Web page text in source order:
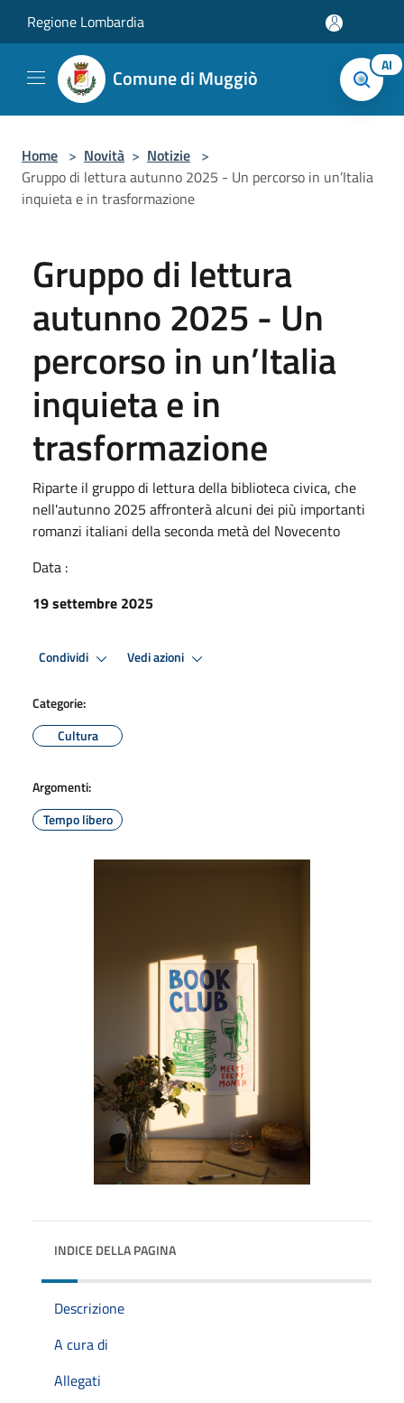
Regione Lombardia
Comune di Muggiò AI
Home > Novità > Notizie >
Gruppo di lettura autunno 2025 - Un percorso in un’Italia
inquieta e in trasformazione
Gruppo di lettura
autunno 2025 - Un
percorso in un’Italia
inquieta e in
trasformazione
Riparte il gruppo di lettura della biblioteca civica, che
nell'autunno 2025 affronterà alcuni dei più importanti
romanzi italiani della seconda metà del Novecento
Data :
19 settembre 2025
Condividi Vedi azioni
Categorie:
Cultura
Argomenti:
Tempo libero
INDICE DELLA PAGINA
Descrizione
A cura di
Allegati